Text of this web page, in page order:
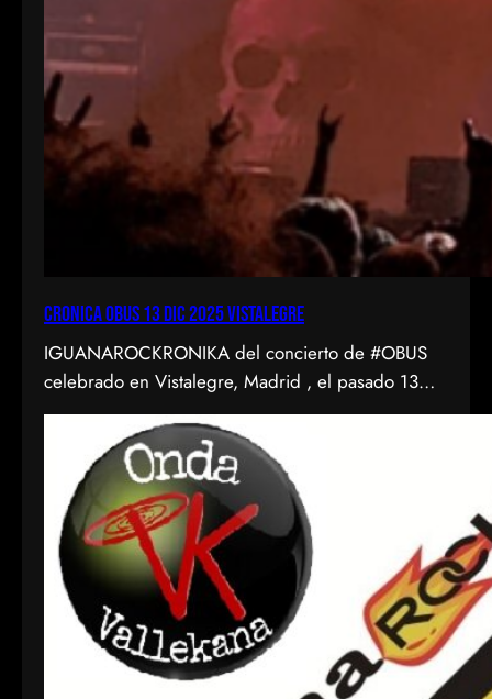
CRONICA OBUS 13 DIC 2025 VISTALEGRE
IGUANAROCKRONIKA del concierto de #OBUS
celebrado en Vistalegre, Madrid , el pasado 13
diciembre de 2025